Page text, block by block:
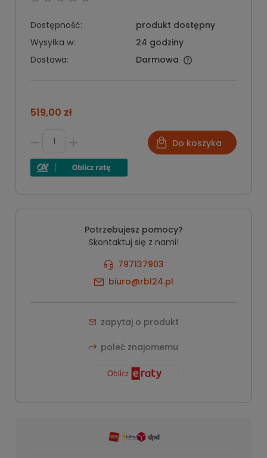
Dostępność:
produkt dostępny
Wysyłka w:
24 godziny
Dostawa:
Darmowa
519,00 zł
Do koszyka
Potrzebujesz pomocy?
Skontaktuj się z nami!
797137903
biuro@rbl24.pl
zapytaj o produkt
poleć znajomemu